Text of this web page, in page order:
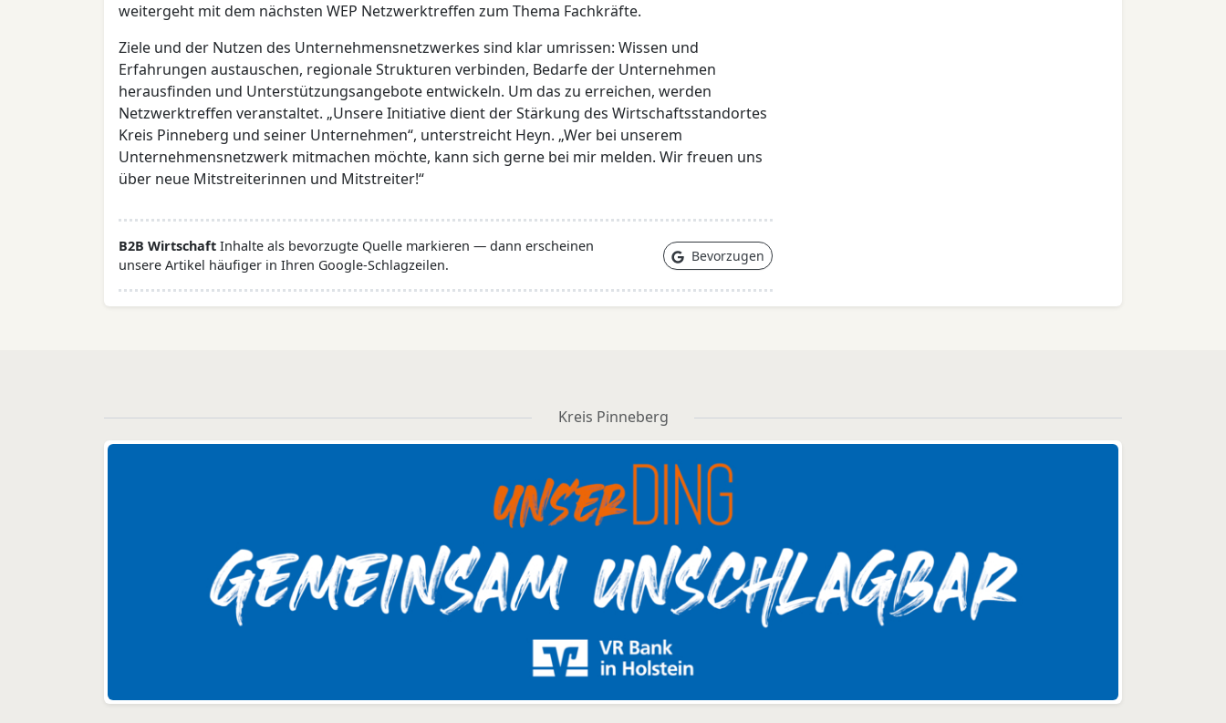
weitergeht mit dem nächsten WEP Netzwerktreffen zum Thema Fachkräfte.
Ziele und der Nutzen des Unternehmensnetzwerkes sind klar umrissen: Wissen und
Erfahrungen austauschen, regionale Strukturen verbinden, Bedarfe der Unternehmen
herausfinden und Unterstützungsangebote entwickeln. Um das zu erreichen, werden
Netzwerktreffen veranstaltet. „Unsere Initiative dient der Stärkung des Wirtschaftsstandortes
Kreis Pinneberg und seiner Unternehmen“, unterstreicht Heyn. „Wer bei unserem
Unternehmensnetzwerk mitmachen möchte, kann sich gerne bei mir melden. Wir freuen uns
über neue Mitstreiterinnen und Mitstreiter!“
B2B Wirtschaft Inhalte als bevorzugte Quelle markieren — dann erscheinen
unsere Artikel häufiger in Ihren Google-Schlagzeilen.
Bevorzugen
Kreis Pinneberg